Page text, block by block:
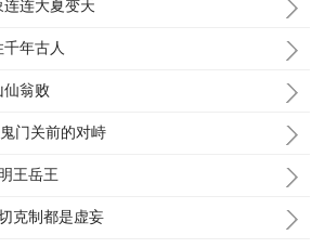
连大夏变天
年古人
翁败
门关前的对峙
王岳王
克制都是虚妄